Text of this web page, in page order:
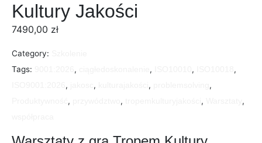
Kultury Jakości
7490,00 zł
Category:
Tags: , , , ,
, , , ,
, , , ,